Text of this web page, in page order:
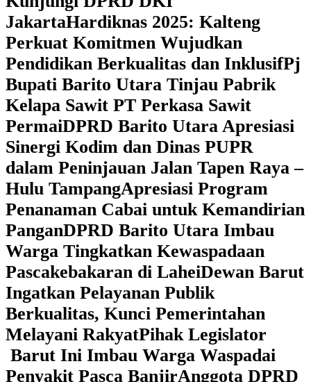
JakartaHardiknas 2025: Kalteng
Perkuat Komitmen Wujudkan
Pendidikan Berkualitas dan InklusifPj
Bupati Barito Utara Tinjau Pabrik
Kelapa Sawit PT Perkasa Sawit
PermaiDPRD Barito Utara Apresiasi
Sinergi Kodim dan Dinas PUPR
dalam Peninjauan Jalan Tapen Raya –
Hulu TampangApresiasi Program
Penanaman Cabai untuk Kemandirian
PanganDPRD Barito Utara Imbau
Warga Tingkatkan Kewaspadaan
Pascakebakaran di LaheiDewan Barut
Ingatkan Pelayanan Publik
Berkualitas, Kunci Pemerintahan
Melayani RakyatPihak Legislator
Barut Ini Imbau Warga Waspadai
Penyakit Pasca BanjirAnggota DPRD